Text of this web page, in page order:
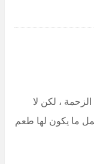
، لكن لا
ما يكون لها طعم